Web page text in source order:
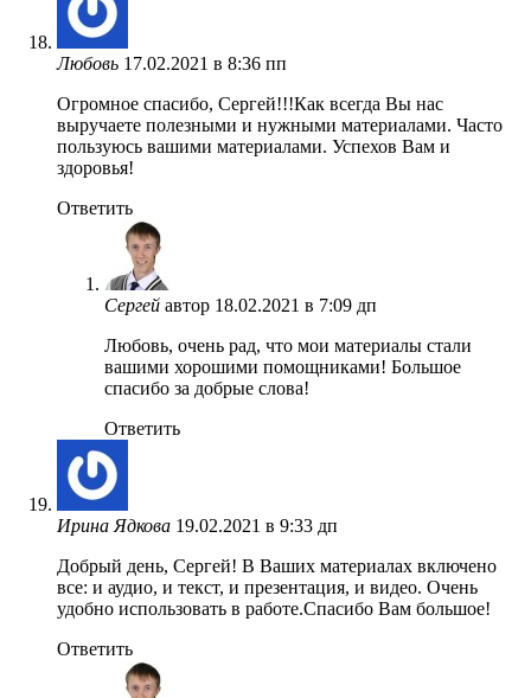
Любовь 17.02.2021 в 8:36 пп
Огромное спасибо, Сергей!!!Как всегда Вы нас
выручаете полезными и нужными материалами. Часто
пользуюсь вашими материалами. Успехов Вам и
здоровья!
Ответить
Сергей автор 18.02.2021 в 7:09 дп
Любовь, очень рад, что мои материалы стали
вашими хорошими помощниками! Большое
спасибо за добрые слова!
Ответить
Ирина Ядкова 19.02.2021 в 9:33 дп
Добрый день, Сергей! В Ваших материалах включено
все: и аудио, и текст, и презентация, и видео. Очень
удобно использовать в работе.Спасибо Вам большое!
Ответить